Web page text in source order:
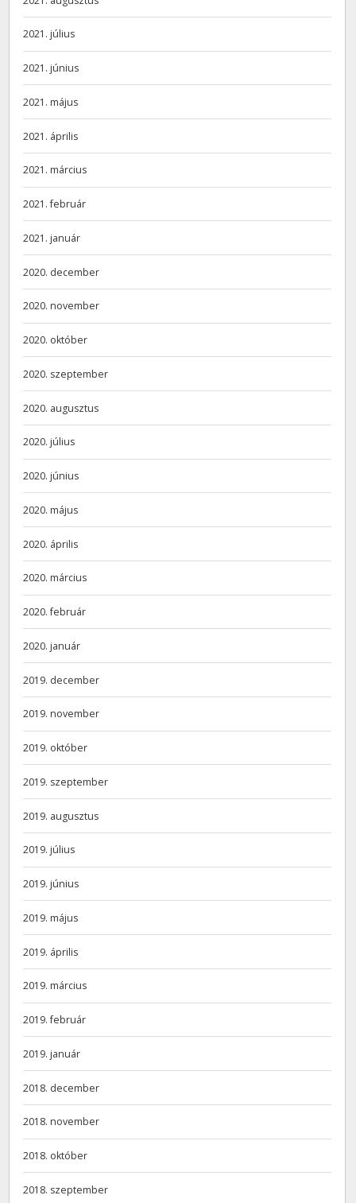
2021. július
2021. június
2021. május
2021. április
2021. március
2021. február
2021. január
2020. december
2020. november
2020. október
2020. szeptember
2020. augusztus
2020. július
2020. június
2020. május
2020. április
2020. március
2020. február
2020. január
2019. december
2019. november
2019. október
2019. szeptember
2019. augusztus
2019. július
2019. június
2019. május
2019. április
2019. március
2019. február
2019. január
2018. december
2018. november
2018. október
2018. szeptember